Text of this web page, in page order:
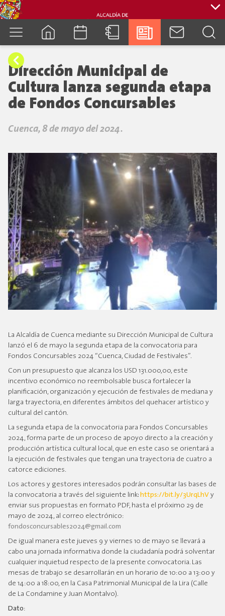
Dirección Municipal de
Cultura lanza segunda etapa
de Fondos Concursables
Cuenca, 8 de mayo del 2024.
La Alcaldía de Cuenca mediante su Dirección Municipal de Cultura
lanzó el 6 de mayo la segunda etapa de la convocatoria para
Fondos Concursables 2024 “Cuenca, Ciudad de Festivales”.
Con un presupuesto que alcanza los USD 131.000,00, este
incentivo económico no reembolsable busca fortalecer la
planificación, organización y ejecución de festivales de mediana y
larga trayectoria, en diferentes ámbitos del quehacer artístico y
cultural del cantón.
La segunda etapa de la convocatoria para Fondos Concursables
2024, forma parte de un proceso de apoyo directo a la creación y
producción artística cultural local, que en este caso se orientará a
la ejecución de festivales que tengan una trayectoria de cuatro a
catorce ediciones.
Los actores y gestores interesados podrán consultar las bases de
la convocatoria a través del siguiente link: https://bit.ly/3UrqLhV y
enviar sus propuestas en formato PDF, hasta el próximo 29 de
mayo de 2024, al correo electrónico:
fondosconcursables2024@gmail.com
De igual manera este jueves 9 y viernes 10 de mayo se llevará a
cabo una jornada informativa donde la ciudadanía podrá solventar
cualquier inquietud respecto de la presente convocatoria. Las
mesas de trabajo se desarrollarán en un horario de 10:00 a 13:00 y
de 14:00 a 18:00, en la Casa Patrimonial Municipal de la Lira (Calle
de La Condamine y Juan Montalvo).
Dato: